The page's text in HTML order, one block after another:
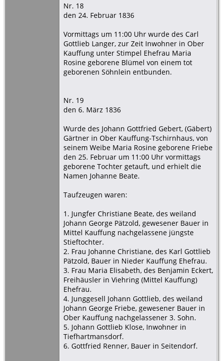
Nr. 18
den 24. Februar 1836
Vormittags um 11:00 Uhr wurde des Carl
Gottlieb Langer, zur Zeit Inwohner in Ober
Kauffung unter Stimpel Ehefrau Maria
Rosine geborene Blümel von einem tot
geborenen Söhnlein entbunden.
Nr. 19
den 6. März 1836
Wurde des Johann Gottfried Gebert, (Gäbert)
Gärtner in Ober Kauffung-Tschirnhaus, von
seinem Weibe Maria Rosine geborene Friebe
den 25. Februar um 11:00 Uhr vormittags
geborene Tochter getauft, und erhielt die
Namen Johanne Beate.
Taufzeugen waren:
1. Jungfer Christiane Beate, des weiland
Johann George Pätzold, gewesener Bauer in
Mittel Kauffung nachgelassene jüngste
Stieftochter.
2. Frau Johanne Christiane, des Karl Gottlieb
Pätzold, Bauer in Nieder Kauffung Ehefrau.
3. Frau Maria Elisabeth, des Benjamin Eckert,
Freihäusler in Viehring (Mittel Kauffung)
Ehefrau.
4. Junggesell Johann Gottlieb, des weiland
Johann George Friebe, gewesener Bauer in
Ober Kauffung nachgelassener 3. Sohn.
5. Johann Gottlieb Klose, Inwohner in
Tiefhartmansdorf.
6. Gottfried Renner, Bauer in Seitendorf.